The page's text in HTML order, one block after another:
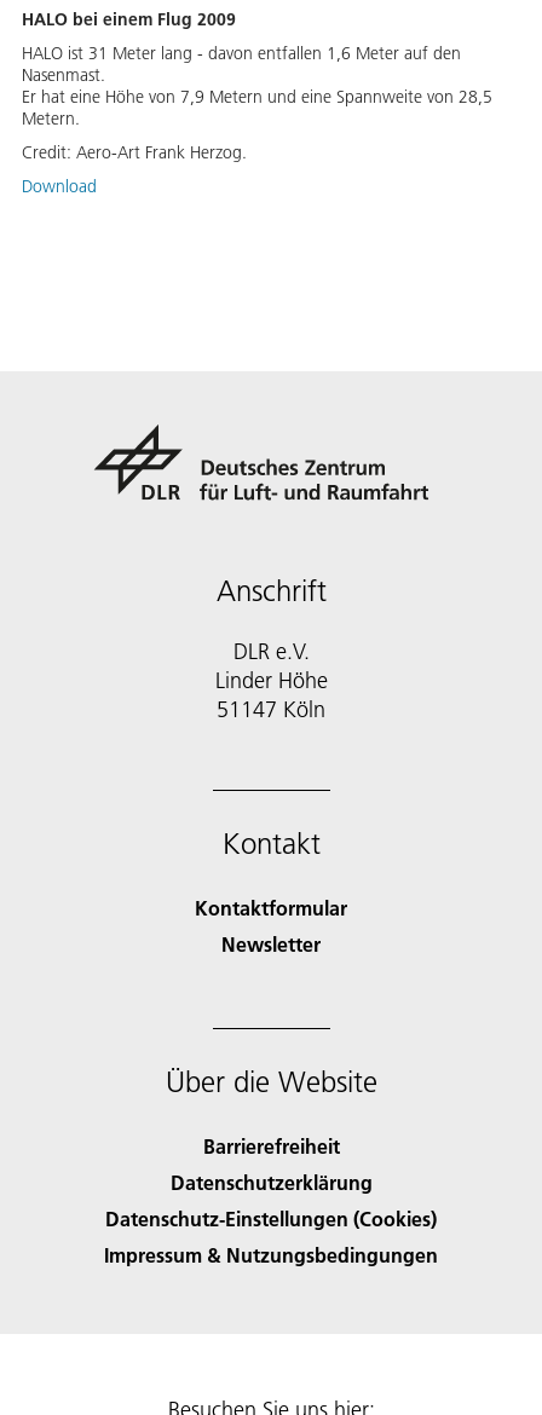
HALO bei einem Flug 2009
HALO ist 31 Meter lang - davon entfallen 1,6 Meter auf den
Nasenmast.
Er hat eine Höhe von 7,9 Metern und eine Spannweite von 28,5
Metern.
Credit: Aero-Art Frank Herzog.
Download
Anschrift
DLR e.V.
Linder Höhe
51147 Köln
Kontakt
Kontaktformular
Newsletter
Über die Website
Barrierefreiheit
Datenschutzerklärung
Datenschutz-Einstellungen (Cookies)
Impressum & Nutzungsbedingungen